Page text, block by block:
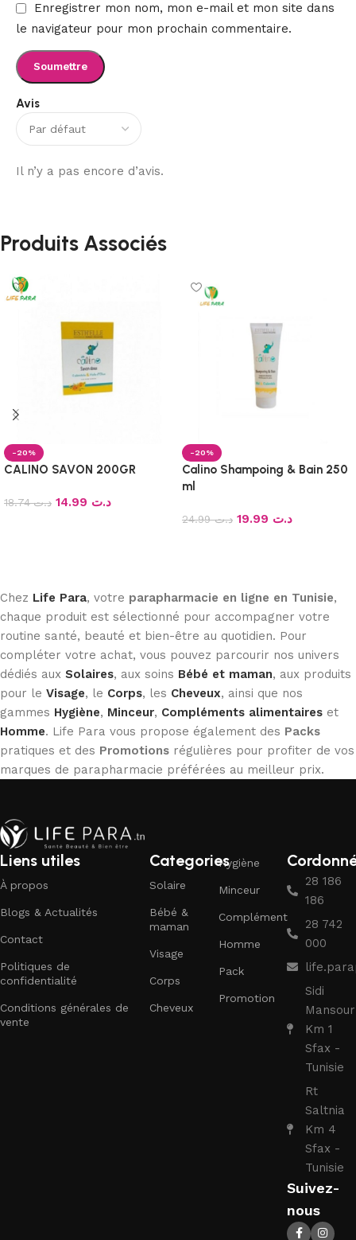
Avis
Il n’y a pas encore d’avis.
Enregistrer mon nom, mon e-mail et mon site dans
le navigateur pour mon prochain commentaire.
Produits Associés
-20%
CALINO SAVON 200GR
د.ت18.74 د.ت
-20%
Calino Shampoing & Bain 250
ml
د.ت24.99 د.ت
Chez Life Para, votre parapharmacie en ligne en Tunisie,
chaque produit est sélectionné pour accompagner votre
routine santé, beauté et bien-être au quotidien. Pour
compléter votre achat, vous pouvez parcourir nos univers
dédiés aux Solaires, aux soins Bébé et maman, aux produits
pour le Visage, le Corps, les Cheveux, ainsi que nos
gammes Hygiène, Minceur, Compléments alimentaires et
Homme. Life Para vous propose également des Packs
pratiques et des Promotions régulières pour profiter de vos
marques de parapharmacie préférées au meilleur prix.
Liens utiles
À propos
Blogs & Actualités
Contact
Politiques de
confidentialité
Conditions générales de
vente
Categories
Solaire
Bébé &
maman
Visage
Corps
Cheveux
Hygiène
Minceur
Complément
Homme
Pack
Promotion
28 186
186
28 742
000
Sidi
Mansour
Km 1
Sfax -
Tunisie
Rt
Saltnia
Km 4
Sfax -
Tunisie
Suivez-
nous